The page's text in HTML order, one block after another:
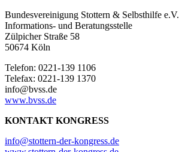
Bundesvereinigung Stottern & Selbsthilfe e.V.
Informations- und Beratungsstelle
Zülpicher Straße 58
50674 Köln
Telefon: 0221-139 1106
Telefax: 0221-139 1370
info@bvss.de
www.bvss.de
KONTAKT KONGRESS
info@stottern-der-kongress.de